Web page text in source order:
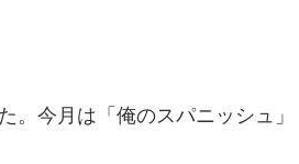
今月は「俺のスパニッシュ」